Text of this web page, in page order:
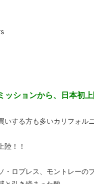
ションから、日本初
する方も多いカリフォル
陸！！
ロブレス、モントレーの